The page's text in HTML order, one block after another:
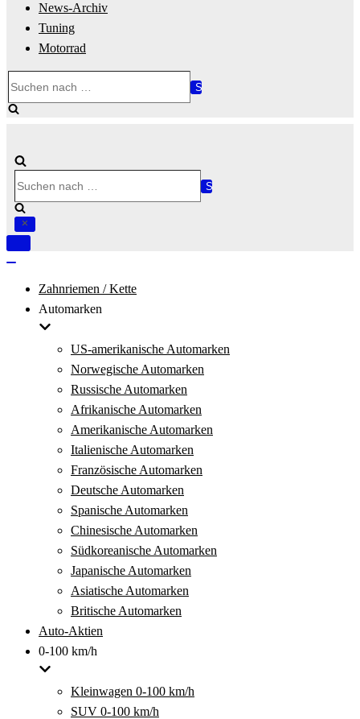
News-Archiv
Tuning
Motorrad
nach …
nach …
Navigation
Zahnriemen / Kette
Automarken
US-amerikanische Automarken
Norwegische Automarken
Russische Automarken
Afrikanische Automarken
Amerikanische Automarken
Italienische Automarken
Französische Automarken
Deutsche Automarken
Spanische Automarken
Chinesische Automarken
Südkoreanische Automarken
Japanische Automarken
Asiatische Automarken
Britische Automarken
Auto-Aktien
0-100 km/h
Kleinwagen 0-100 km/h
SUV 0-100 km/h